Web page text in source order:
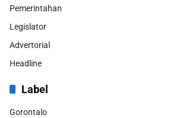
Pemerintahan
Legislator
Advertorial
Headline
Label
Gorontalo